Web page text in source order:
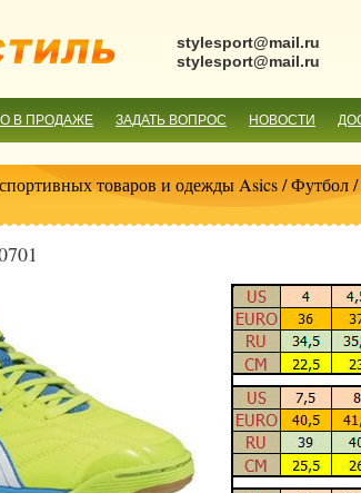
stylesport@mail.ru
stylesport@mail.ru
В ПРОДАЖЕ ЗАДАТЬ ВОПРОС НОВОСТИ
товаров и одежды Asics/Футбол/